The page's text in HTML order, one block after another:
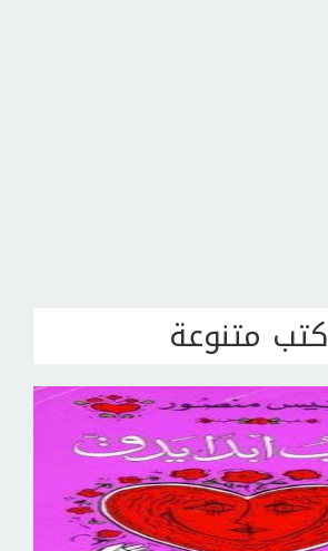
كتب متنوعة